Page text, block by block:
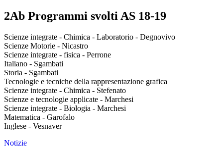
2Ab Programmi svolti AS 18-19
Scienze integrate - Chimica - Laboratorio - Degnovivo
Scienze Motorie - Nicastro
Scienze integrate - fisica - Perrone
Italiano - Sgambati
Storia - Sgambati
Tecnologie e tecniche della rappresentazione grafica
Scienze integrate - Chimica - Stefenato
Scienze e tecnologie applicate - Marchesi
Scienze integrate - Biologia - Marchesi
Matematica - Garofalo
Inglese - Vesnaver
Notizie